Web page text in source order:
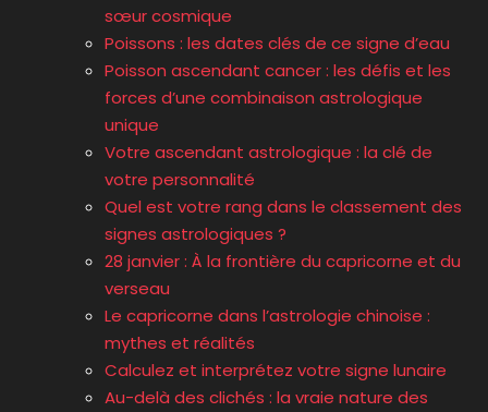
sœur cosmique
Poissons : les dates clés de ce signe d’eau
Poisson ascendant cancer : les défis et les
forces d’une combinaison astrologique
unique
Votre ascendant astrologique : la clé de
votre personnalité
Quel est votre rang dans le classement des
signes astrologiques ?
28 janvier : À la frontière du capricorne et du
verseau
Le capricorne dans l’astrologie chinoise :
mythes et réalités
Calculez et interprétez votre signe lunaire
Au-delà des clichés : la vraie nature des